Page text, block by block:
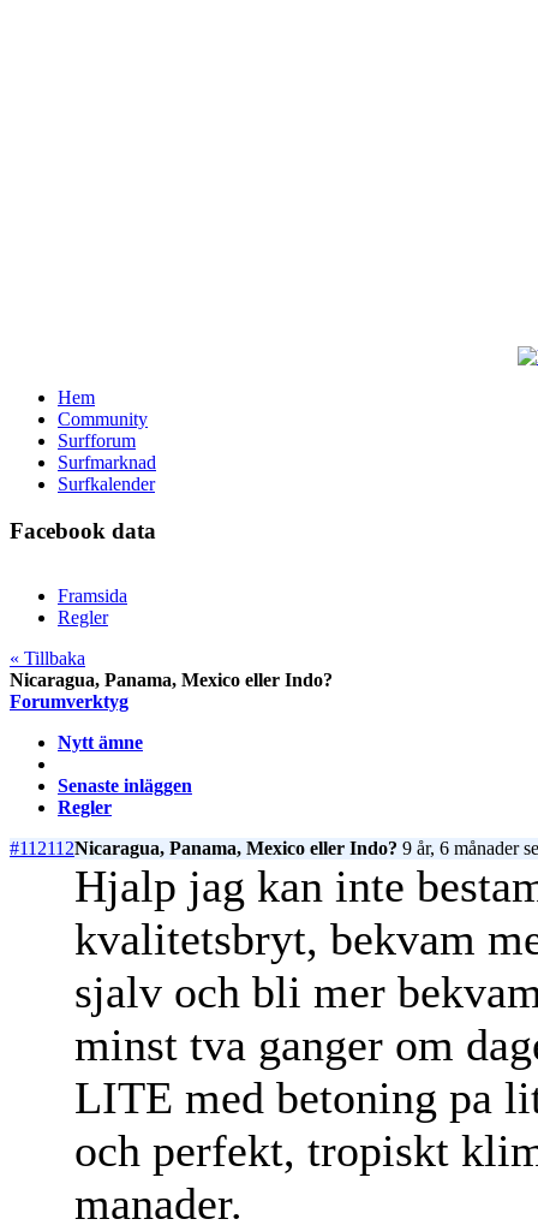
Hem
Community
Surfforum
Surfmarknad
Surfkalender
Facebook data
Framsida
Regler
« Tillbaka
Nicaragua, Panama, Mexico eller Indo?
Forumverktyg
Nytt ämne
Senaste inläggen
Regler
#112112Nicaragua, Panama, Mexico eller Indo? 9 år, 6 månader
Hjalp jag kan inte
kvalitetsbryt, bekvam
sjalv och bli mer
minst tva ganger om
LITE med betoning pa
och perfekt, tropiskt
manader.